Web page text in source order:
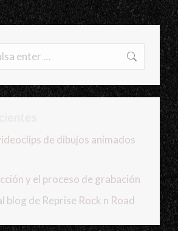
de dibujos animados
y el proceso de grabación
blog de Reprise Rock n Road